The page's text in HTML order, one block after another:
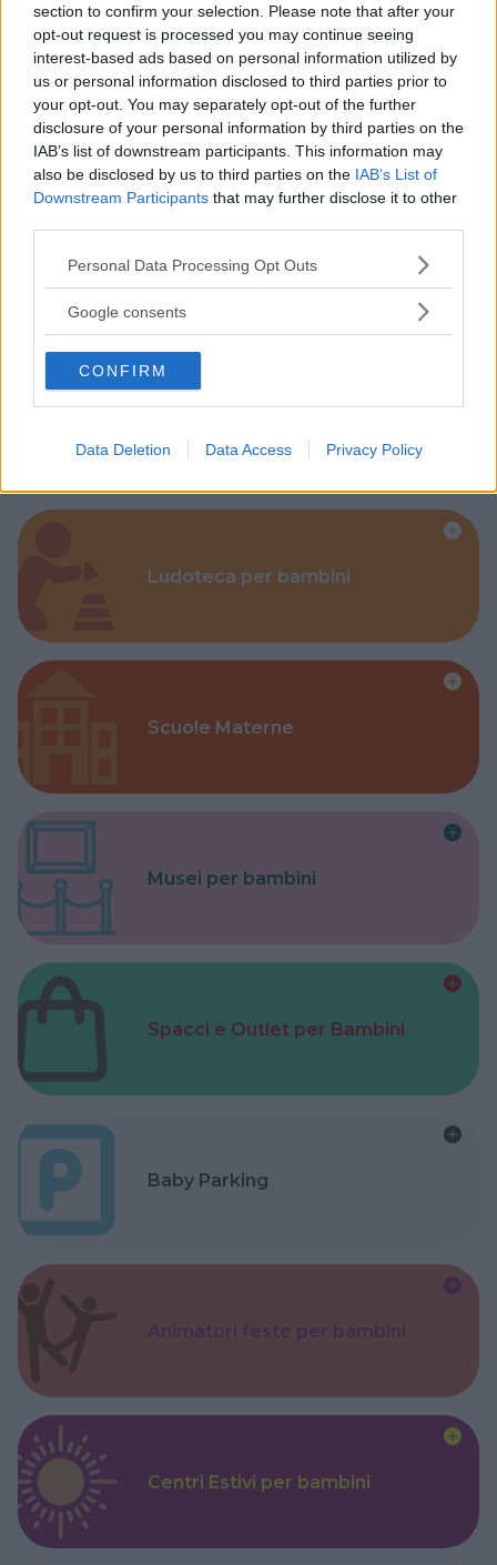
section to confirm your selection. Please note that after your
opt-out request is processed you may continue seeing
interest-based ads based on personal information utilized by
us or personal information disclosed to third parties prior to
your opt-out. You may separately opt-out of the further
disclosure of your personal information by third parties on the
IAB’s list of downstream participants. This information may
also be disclosed by us to third parties on the IAB’s List of
Downstream Participants that may further disclose it to other
Please note that this website/app uses one or more Google
not limited to your visit or usage behaviour. You may click to
use your data for below specified purposes in below Google
consent section.
Personal Data Processing Opt Outs
Google consents
CONFIRM
Data Deletion Data Access Privacy Policy
Baby Sitter
Parchi
Ludoteca per bambini
Scuole Materne
Musei per bambini
Spacci e Outlet per Bambini
Baby Parking
Centri Estivi per bambini